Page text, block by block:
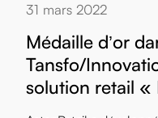
31 mars 2022
Médaille d’or
Tansfo/
solution retail «